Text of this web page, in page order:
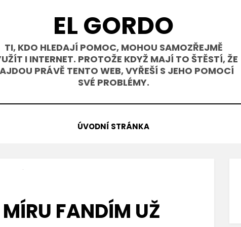
EL GORDO
TI, KDO HLEDAJÍ POMOC, MOHOU SAMOZŘEJMĚ
I INTERNET. PROTOŽE KDYŽ MAJÍ TO ŠTĚSTÍ, ŽE
PRÁVĚ TENTO WEB, VYŘEŠÍ S JEHO POMOCÍ
SVÉ PROBLÉMY.
ÚVODNÍ STRÁNKA
FANDÍM UŽ